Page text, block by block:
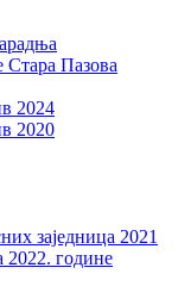
Пазова
2024
2020
заједница 2021
2022. године